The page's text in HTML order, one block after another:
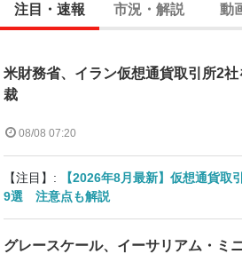
注目・速報 市況・解説 動
米財務省、イラン仮想通貨取引所2社
裁
08/08 07:20
【注目】:
【2026年8月最新】仮想通貨取
9選 注意点も解説
グレースケール、イーサリアム・ミ